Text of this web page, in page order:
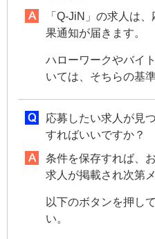
「Q-JiN」の求人は
果通知が届きます。
ハローワークやバイ
いては、そちらの基
応募したい求人が見
すればいいですか？
条件を保存すれば、
求人が掲載され次第
以下のボタンを押し
い。